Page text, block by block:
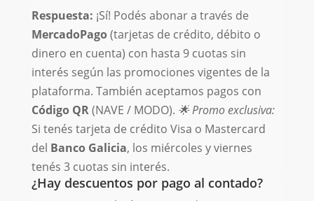
Respuesta: ¡Sí! Podés abonar a través de
MercadoPago(tarjetas de crédito, débito o
dinero en cuenta) con hasta 9 cuotas sin
interés según las promociones vigentes de la
plataforma. También aceptamos pagos con
Código QR(NAVE / MODO). 🌟 Promo exclusiva:
Si tenés tarjeta de crédito Visa o Mastercard
del Banco Galicia, los miércoles y viernes
tenés 3 cuotas sin interés.
¿Hay descuentos por pago al contado?